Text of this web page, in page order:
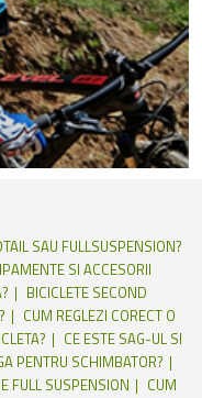
SAU FULLSUSPENSION?
SI ACCESORII
BICICLETE SECOND
CUM REGLEZI CORECT O
CE ESTE SAG-UL SI
PENTRU SCHIMBATOR?
FULL SUSPENSION
CUM